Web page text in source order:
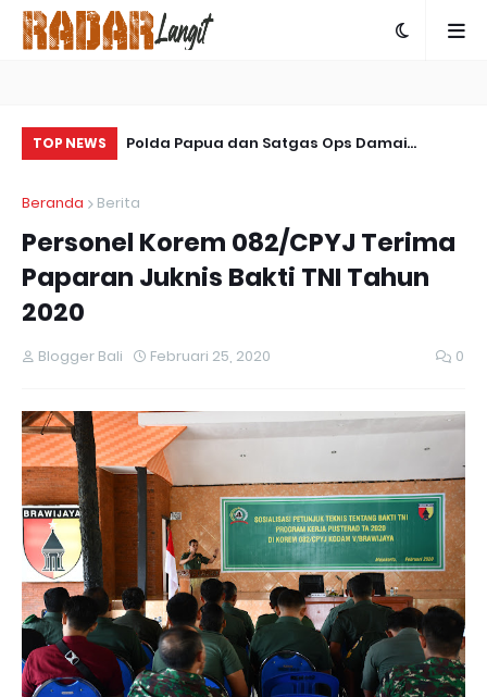
TOP NEWS
300
Polda Papua dan Satgas Ops Damai
Penembakan Warga Sipil di Yalimo
Beranda
Berita
Personel Korem 082/CPYJ Terima
Paparan Juknis Bakti TNI Tahun
2020
Blogger Bali Februari 25, 2020 0